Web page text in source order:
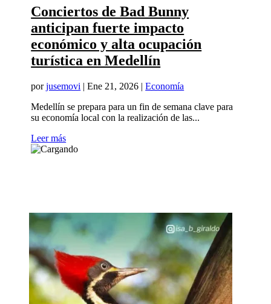
Conciertos de Bad Bunny
anticipan fuerte impacto
económico y alta ocupación
turística en Medellín
porjusemovi |Ene 21, 2026 |Economía
Medellín se prepara para un fin de semana clave para
su economía local con la realización de las...
Leer más